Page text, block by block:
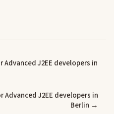
J2EE developers in
J2EE developers in
Berlin →